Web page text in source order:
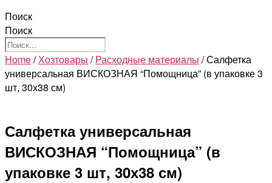
Поиск
Поиск
Home/Хозтовары /Расходные материалы / Салфетка
универсальная ВИСКОЗНАЯ “Помощница” (в упаковке 3
шт, 30х38 см)
Салфетка универсальная
ВИСКОЗНАЯ “Помощница” (в
упаковке 3 шт, 30х38 см)